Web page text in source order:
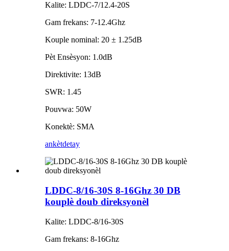
Kalite: LDDC-7/12.4-20S
Gam frekans: 7-12.4Ghz
Kouple nominal: 20 ± 1.25dB
Pèt Ensèsyon: 1.0dB
Direktivite: 13dB
SWR: 1.45
Pouvwa: 50W
Konektè: SMA
ankètdetay
LDDC-8/16-30S 8-16Ghz 30 DB
kouplè doub direksyonèl
Kalite: LDDC-8/16-30S
Gam frekans: 8-16Ghz